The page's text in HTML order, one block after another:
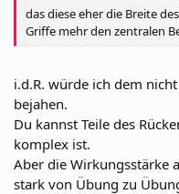
Keine der gemessenen
schwerpunktmaessig
gekräftigt, und eine
kaum möglich.
das diese eher die Breite
Griffe mehr den zentralen
i.d.R. würde ich dem
bejahen.
Du kannst Teile des
komplex ist.
Aber die Wirkungsstärke
stark von Übung zu